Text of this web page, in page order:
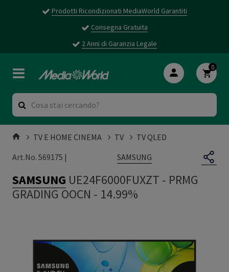
Prodotti Ricondizionati MediaWorld Garantiti
Consegna Gratuita
2 Anni di Garanzia Legale
0
TV E HOME CINEMA TV
TV QLED
Art.No. 569175 |
SAMSUNG
SAMSUNG UE24F6000FUXZT - PRMG
GRADING OOCN - 14.99%